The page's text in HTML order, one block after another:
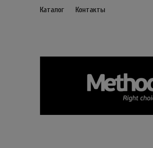
Каталог Контакты